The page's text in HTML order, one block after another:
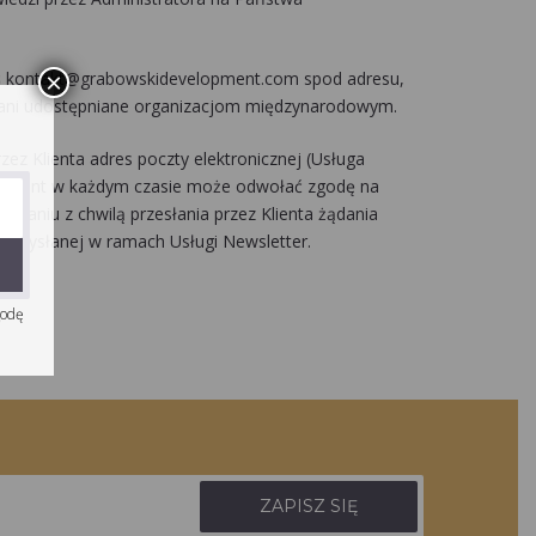
spod adresu,
udostępniane organizacjom międzynarodowym.
Klienta adres poczty elektronicznej (Usługa
w każdym czasie może odwołać zgodę na
z chwilą przesłania przez Klienta żądania
w ramach Usługi Newsletter.
×